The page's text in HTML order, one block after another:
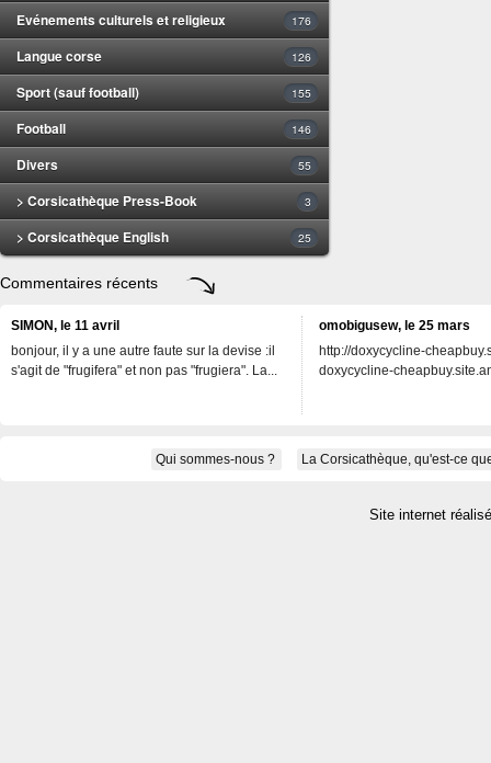
Evénements culturels et religieux 176
Langue corse 126
Sport (sauf football) 155
Football 146
Divers 55
> Corsicathèque Press-Book 3
> Corsicathèque English 25
Commentaires récents
SIMON, le 11 avril
bonjour, il y a une autre faute sur la devise :il
s'agit de "frugifera" et non pas "frugiera". La...
omobigusew, le 25 mars
http://doxycycline-
doxycycline-
Qui sommes-nous ? La Corsicathèque, qu'est-ce
Site internet